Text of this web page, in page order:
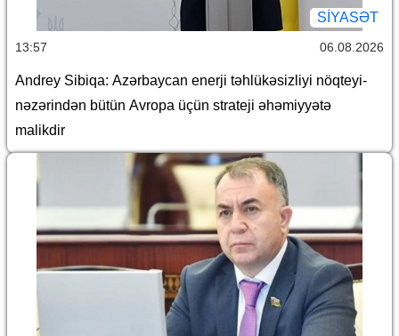
SİYASƏT
13:57 06.08.2026
Andrey Sibiqa: Azərbaycan enerji təhlükəsizliyi nöqteyi-
nəzərindən bütün Avropa üçün strateji əhəmiyyətə
malikdir